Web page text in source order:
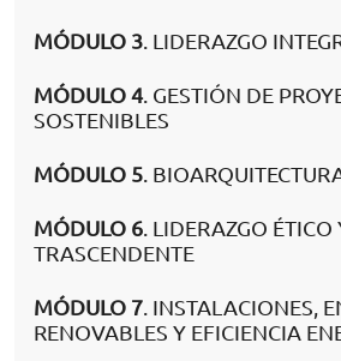
MÓDULO 3. LIDERAZGO
MÓDULO 4. GESTIÓN DE
SOSTENIBLES
MÓDULO 5.
MÓDULO 6. LIDERAZGO ÉTICO
TRASCENDENTE
MÓDULO 7. INSTALACIONES,
RENOVABLES Y EFICIENCIA